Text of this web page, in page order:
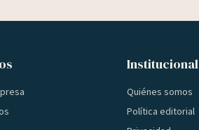
Institucional
Quiénes somos
Política editorial